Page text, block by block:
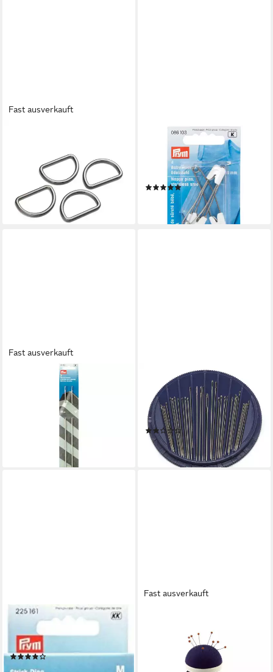
Fast ausverkauft
gunmetal 4 St
lieferbar in 2 Wochen
Stricknadeln Baby-
Sicherheitsnadeln 55 mm
weiß 4 St
(1)
7,39 €
lieferbar in 2 Wochen
Fast ausverkauft
Stricknadeln Matratzennadeln
2,35x250 mm silberfarbig 2
lieferbar in 2 Wochen
Nähnadeln Näh-, Stick- und
Stopfnadelsortiment, Stick-
und Stopfnadelsortiment
(1)
ab 6,02 €
lieferbar in 2 Wochen
Strick-Ding
(2)
22,40 €
Fast ausverkauft
Stricknadeln Armnadelkissen
Band 240x29mm, Kissen
50mnm pflaumenblau/weiß